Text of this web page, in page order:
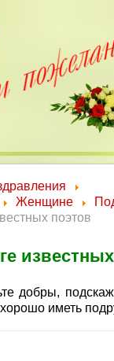
Женщине
поэтов
добры,
иметь